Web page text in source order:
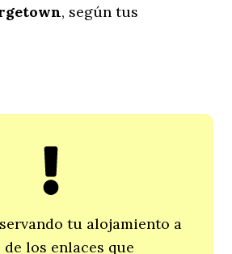
, según tus
tu alojamiento a
los enlaces que